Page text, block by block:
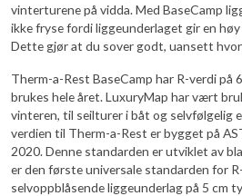
vinterturene på vidda. Med BaseCamp
ikke fryse fordi liggeunderlaget gir en
Dette gjør at du sover godt, uansett
Therm-a-Rest BaseCamp har R-verdi på
brukes hele året. LuxuryMap har vært
vinteren, til seilturer i båt og selvfølgelig
verdien til Therm-a-Rest er bygget på
2020. Denne standarden er utviklet av
er den første universale standarden for
selvoppblåsende liggeunderlag på 5 cm